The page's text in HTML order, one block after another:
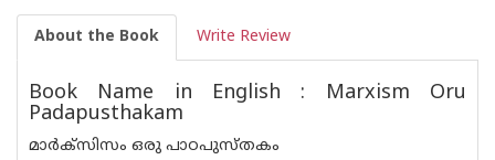
About the Book Write Review
Book Name in English : Marxism Oru
Padapusthakam
മാര്‍ക്സിസം ഒരു പാഠപുസ്തകം